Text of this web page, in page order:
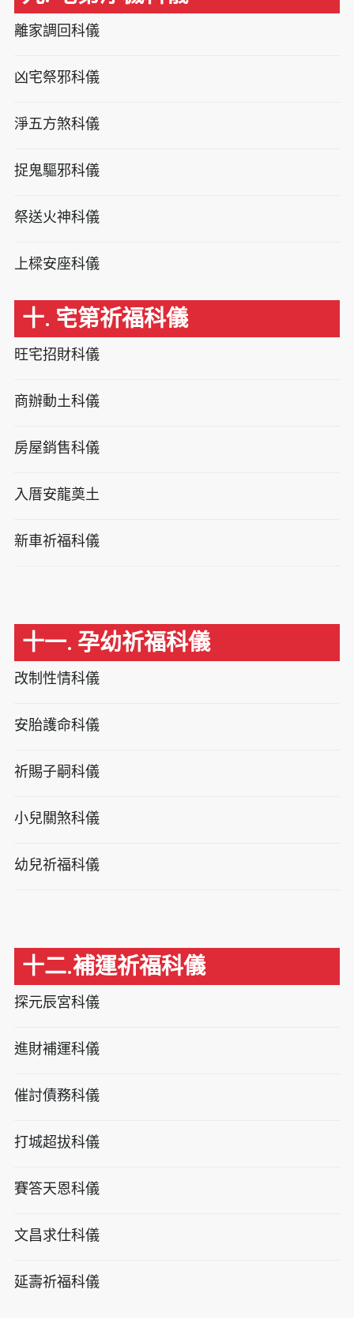
離家調回科儀
凶宅祭邪科儀
淨五方煞科儀
捉鬼驅邪科儀
祭送火神科儀
上樑安座科儀
十. 宅第祈福科儀
旺宅招財科儀
商辦動土科儀
房屋銷售科儀
入厝安龍奠土
新車祈福科儀
十一. 孕幼祈福科儀
改制性情科儀
安胎護命科儀
祈賜子嗣科儀
小兒關煞科儀
幼兒祈福科儀
十二.補運祈福科儀
探元辰宮科儀
進財補運科儀
催討債務科儀
打城超拔科儀
賽答天恩科儀
文昌求仕科儀
延壽祈福科儀